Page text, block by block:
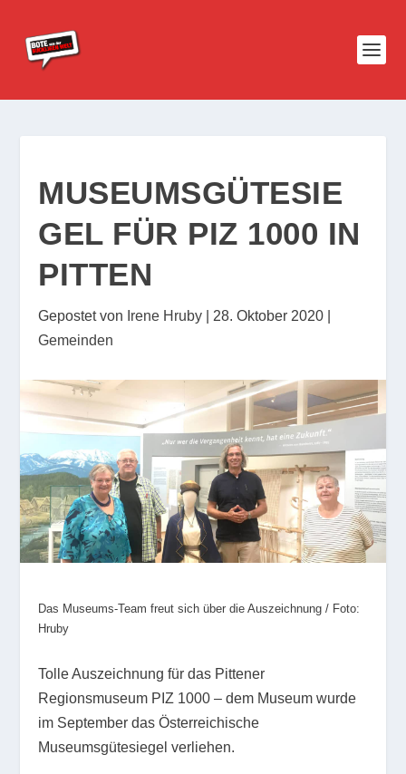
MUSEUMSGÜTESIE
GEL FÜR PIZ 1000 IN
PITTEN
Gepostet von Irene Hruby 28. Oktober 2020
Gemeinden
Das Museums-Team freut sich über die Auszeichnung / Foto:
Hruby
Tolle Auszeichnung für das Pittener
Regionsmuseum PIZ 1000 – dem Museum wurde
im September das Österreichische
Museumsgütesiegel verliehen.